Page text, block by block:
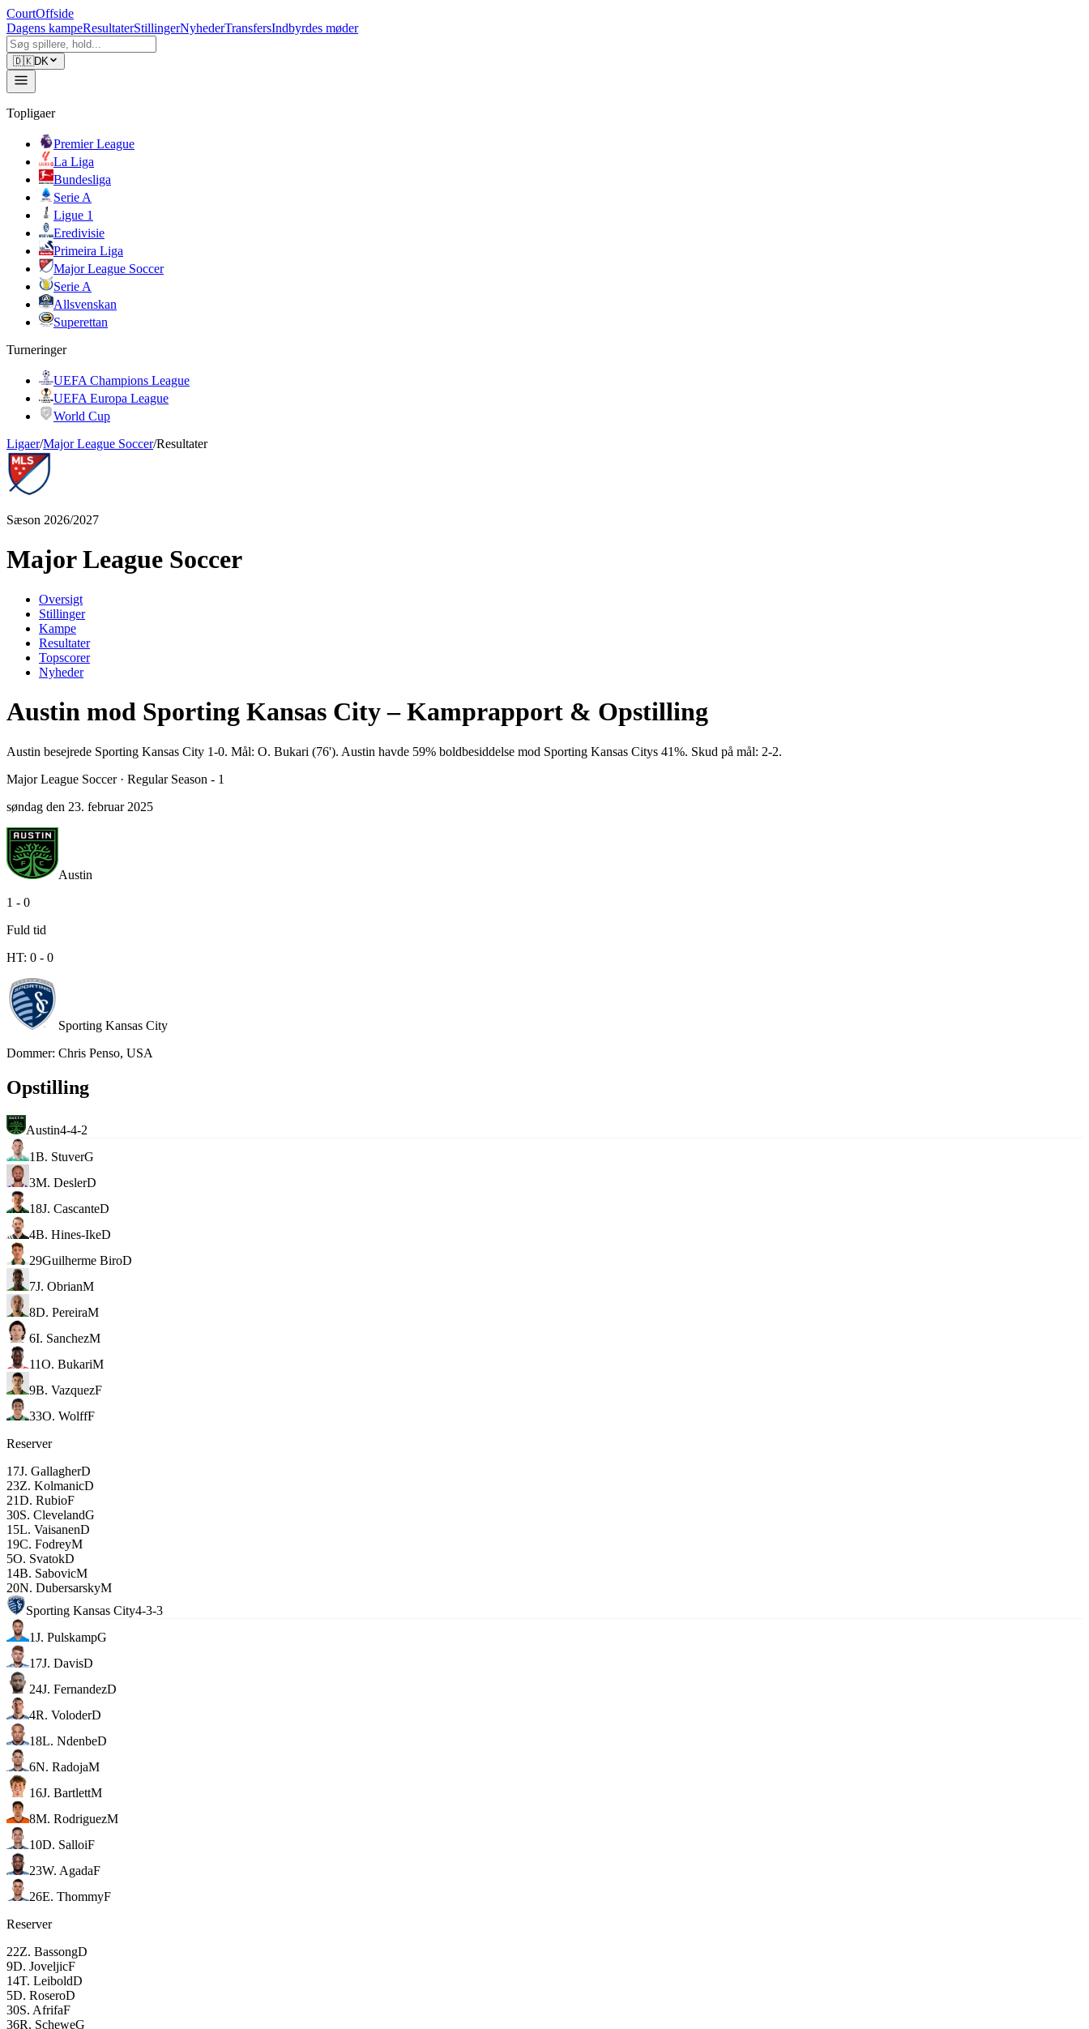
CourtOffside
Dagens kampeResultaterStillingerNyhederTransfersIndbyrdes møder
🇩🇰DK
Topligaer
Premier League
La Liga
Bundesliga
Serie A
Ligue 1
Eredivisie
Primeira Liga
Major League Soccer
Serie A
Allsvenskan
Superettan
Turneringer
UEFA Champions League
UEFA Europa League
World Cup
Ligaer/Major League Soccer/Resultater
Sæson 2026/2027
Major League Soccer
Oversigt
Stillinger
Kampe
Resultater
Topscorer
Nyheder
Austin mod Sporting Kansas City – Kamprapport & Opstilling
Austin besejrede Sporting Kansas City 1-0. Mål: O. Bukari (76'). Austin havde 59% boldbesiddelse mod Sporting Kansas Citys 41%. Skud på mål: 2-2.
Major League Soccer· Regular Season - 1
søndag den 23. februar 2025
Austin
1 - 0
Fuld tid
HT: 0 - 0
Sporting Kansas City
Dommer: Chris Penso, USA
Opstilling
Austin4-4-2
1B. StuverG
3M. DeslerD
18J. CascanteD
4B. Hines-IkeD
29Guilherme BiroD
7J. ObrianM
8D. PereiraM
6I. SanchezM
11O. BukariM
9B. VazquezF
33O. WolffF
Reserver
17J. GallagherD
23Z. KolmanicD
21D. RubioF
30S. ClevelandG
15L. VaisanenD
19C. FodreyM
5O. SvatokD
14B. SabovicM
20N. DubersarskyM
Sporting Kansas City4-3-3
1J. PulskampG
17J. DavisD
24J. FernandezD
4R. VoloderD
18L. NdenbeD
6N. RadojaM
16J. BartlettM
8M. RodriguezM
10D. SalloiF
23W. AgadaF
26E. ThommyF
Reserver
22Z. BassongD
9D. JoveljicF
14T. LeiboldD
5D. RoseroD
30S. AfrifaF
36R. ScheweG